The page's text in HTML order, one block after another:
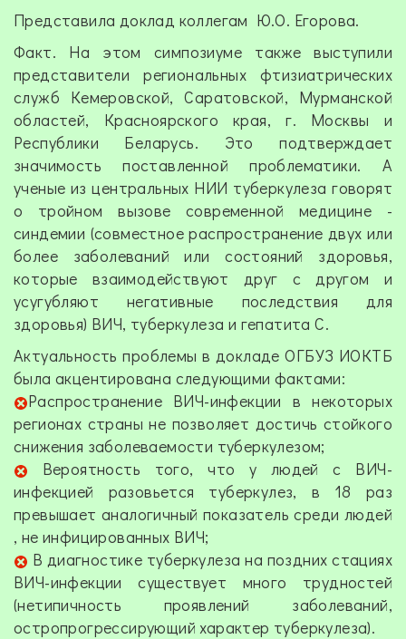
Представила доклад коллегам Ю.О. Егорова.
Факт. На этом симпозиуме также выступили
представители региональных фтизиатрических
служб Кемеровской, Саратовской, Мурманской
областей, Красноярского края, г. Москвы и
Республики Беларусь. Это подтверждает
значимость поставленной проблематики. А
ученые из центральных НИИ туберкулеза говорят
о тройном вызове современной медицине -
синдемии (совместное распространение двух или
более заболеваний или состояний здоровья,
которые взаимодействуют друг с другом и
усугубляют негативные последствия для
здоровья) ВИЧ, туберкулеза и гепатита С.
Актуальность проблемы в докладе ОГБУЗ ИОКТБ
была акцентирована следующими фактами:
Распространение ВИЧ-инфекции в некоторых
регионах страны не позволяет достичь стойкого
снижения заболеваемости туберкулезом;
Вероятность того, что у людей с ВИЧ-
инфекцией разовьется туберкулез, в 18 раз
превышает аналогичный показатель среди людей
, не инфицированных ВИЧ;
В диагностике туберкулеза на поздних стациях
ВИЧ-инфекции существует много трудностей
(нетипичность проявлений заболеваний,
остропрогрессирующий характер туберкулеза).